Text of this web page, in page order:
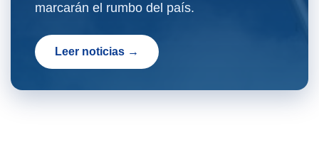
marcarán el rumbo del país.
Leer noticias →